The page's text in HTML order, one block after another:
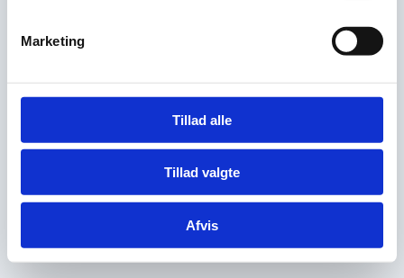
Marketing
Tillad alle
Tillad valgte
Afvis